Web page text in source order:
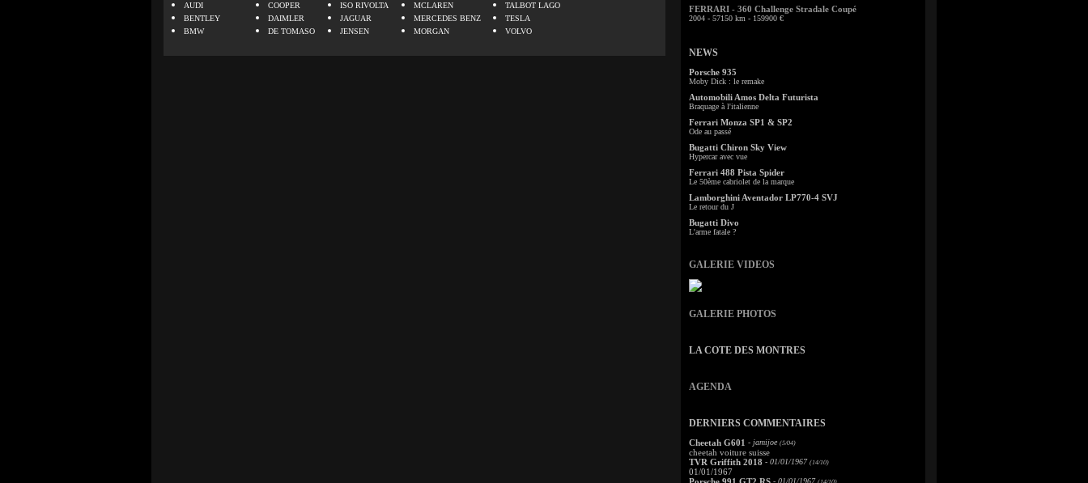
AUDI
BENTLEY
BMW
COOPER
DAIMLER
DE TOMASO
ISO RIVOLTA
JAGUAR
JENSEN
MCLAREN
MERCEDES BENZ
MORGAN
TALBOT LAGO
TESLA
VOLVO
FERRARI - 360 Challenge Stradale Coupé
2004 - 57150 km - 159900 €
NEWS
Porsche 935
Moby Dick : le remake
Automobili Amos Delta Futurista
Braquage à l'italienne
Ferrari Monza SP1 & SP2
Ode au passé
Bugatti Chiron Sky View
Hypercar avec vue
Ferrari 488 Pista Spider
Le 50ème cabriolet de la marque
Lamborghini Aventador LP770-4 SVJ
Le retour du J
Bugatti Divo
L'arme fatale ?
GALERIE VIDEOS
GALERIE PHOTOS
LA COTE DES MONTRES
AGENDA
DERNIERS COMMENTAIRES
Cheetah G601 - jamijoe (5/04)
cheetah voiture suisse
TVR Griffith 2018 - 01/01/1967 (14/10)
01/01/1967
- 01/01/1967